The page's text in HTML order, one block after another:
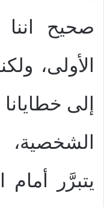
صحيح
الأولى،
إلى خطايانا
يتبرَّر